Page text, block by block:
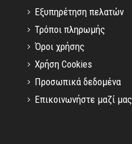
Εξυπηρέτηση πελατών
Τρόποι πληρωμής
Όροι χρήσης
Χρήση Cookies
Προσωπικά δεδομένα
Επικοινωνήστε μαζί μας